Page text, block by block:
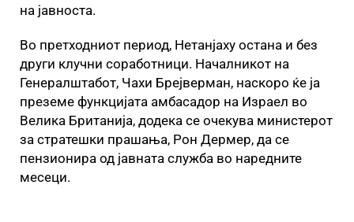
на јавноста.
Во претходниот период, Нетанјаху остана и без
други клучни соработници. Началникот на
Генералштабот, Чахи Брејверман, наскоро ќе ја
преземе функцијата амбасадор на Израел во
Велика Британија, додека се очекува министерот
за стратешки прашања, Рон Дермер, да се
пензионира од јавната служба во наредните
месеци.